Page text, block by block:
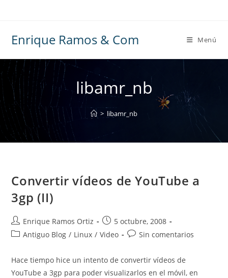
Enrique Ramos & Com Menú
libamr_nb
> libamr_nb
Convertir vídeos de YouTube a
3gp (II)
Autor
de
Enrique Ramos Ortiz
Publicación
de
5 octubre, 2008
Categoría
la
entrada:
Antiguo Blog / Linux / Video
Comentarios
entrada:
Sin comentarios
Hace tiempo hice un intento de convertir vídeos de
YouTube a 3gp para poder visualizarlos en el móvil, en